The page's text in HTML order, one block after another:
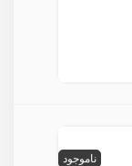
ناموجود